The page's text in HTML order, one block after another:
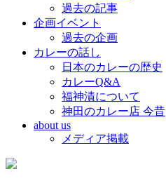
過去の記事
企画イベント
過去の企画
カレーの話し
日本のカレーの歴史
カレーQ&A
福神漬について
神田のカレー店 今昔
about us
メディア掲載